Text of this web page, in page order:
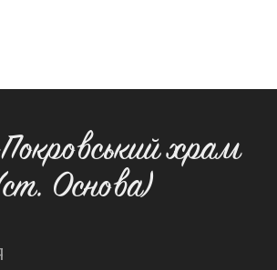
храм
Основа)